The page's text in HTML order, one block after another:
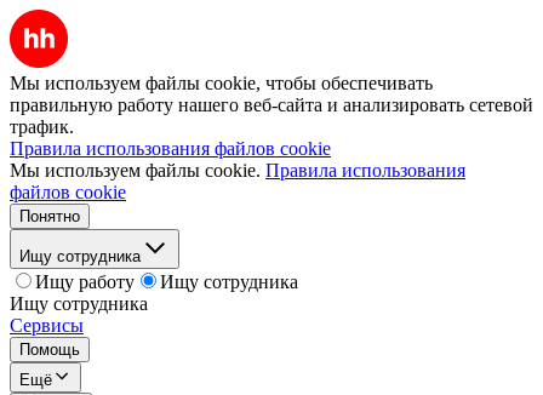
Мы используем файлы cookie, чтобы обеспечивать
правильную работу нашего веб-сайта и анализировать сетевой
трафик.
Правила использования файлов cookie
Мы используем файлы cookie. Правила использования
файлов cookie
Понятно
Ищу сотрудника
Ищу работу
Ищу сотрудника
Ищу сотрудника
Сервисы
Помощь
Ещё